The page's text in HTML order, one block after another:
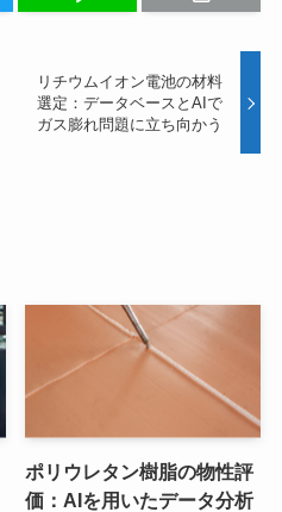
リチウムイオン電池の材料
選定：データベースとAIで
ガス膨れ問題に立ち向かう
ポリウレタン樹脂の物性評
価：AIを用いたデータ分析